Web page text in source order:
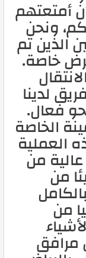
أمتعتهم
ونحن
الذين تم
خاصة.
لدينا
فعال.
الخاصة
من
من
من
مرافق